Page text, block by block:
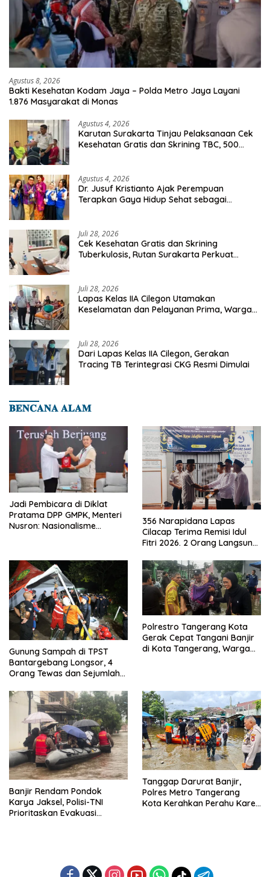
Agustus 8, 2026
Bakti Kesehatan Kodam Jaya – Polda Metro Jaya Layani
1.876 Masyarakat di Monas
Agustus 4, 2026
Karutan Surakarta Tinjau Pelaksanaan Cek
Kesehatan Gratis dan Skrining TBC, 500
Agustus 4, 2026
Dr. Jusuf Kristianto Ajak Perempuan
Terapkan Gaya Hidup Sehat sebagai
Juli 28, 2026
Cek Kesehatan Gratis dan Skrining
Tuberkulosis, Rutan Surakarta Perkuat
Juli 28, 2026
Lapas Kelas IIA Cilegon Utamakan
Keselamatan dan Pelayanan Prima, Warga
Juli 28, 2026
Dari Lapas Kelas IIA Cilegon, Gerakan
Tracing TB Terintegrasi CKG Resmi Dimulai
𝐁𝐄𝐍𝐂𝐀𝐍𝐀 𝐀𝐋𝐀𝐌
Jadi Pembicara di Diklat
Pratama DPP GMPK, Menteri
Nusron: Nasionalisme
356 Narapidana Lapas
Cilacap Terima Remisi Idul
Fitri 2026. 2 Orang Langsung
Gunung Sampah di TPST
Bantargebang Longsor, 4
Orang Tewas dan Sejumlah
Polrestro Tangerang Kota
Gerak Cepat Tangani Banjir
di Kota Tangerang, Warga
Banjir Rendam Pondok
Karya Jaksel, Polisi-TNI
Prioritaskan Evakuasi
Tanggap Darurat Banjir,
Polres Metro Tangerang
Kota Kerahkan Perahu Karet